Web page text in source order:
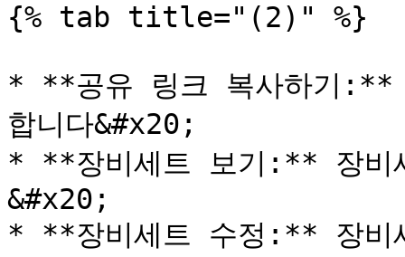
{% tab title="(2)" %}
* **공유 링크 복사하기:**
합니다&#x20;
* **장비세트 보기:** 장비
&#x20;
* **장비세트 수정:** 장비